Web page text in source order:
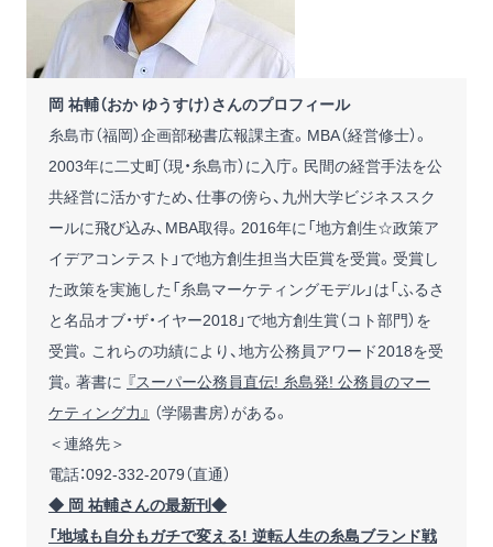
岡 祐輔（おか ゆうすけ）さんのプロフィール
糸島市（福岡）企画部秘書広報課主査。MBA（経営修士）。
2003年に二丈町（現・糸島市）に入庁。民間の経営手法を公
共経営に活かすため、仕事の傍ら、九州大学ビジネススク
ールに飛び込み、MBA取得。2016年に「地方創生☆政策ア
イデアコンテスト」で地方創生担当大臣賞を受賞。受賞し
た政策を実施した「糸島マーケティングモデル」は「ふるさ
と名品オブ・ザ・イヤー2018」で地方創生賞（コト部門）を
受賞。これらの功績により、地方公務員アワード2018を受
賞。著書に 『スーパー公務員直伝! 糸島発! 公務員のマー
ケティング力』 （学陽書房）がある。
＜連絡先＞
電話：092-332-2079（直通）
◆ 岡 祐輔さんの最新刊◆
「地域も自分もガチで変える! 逆転人生の糸島ブランド戦